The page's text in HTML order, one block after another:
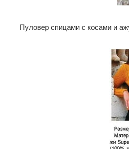
Пуловер спицами с косами и